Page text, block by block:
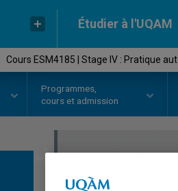
Étudier à l'UQAM
Cours ESM4185 | Stage IV : Pratique
Programmes,
cours et admission
COURS